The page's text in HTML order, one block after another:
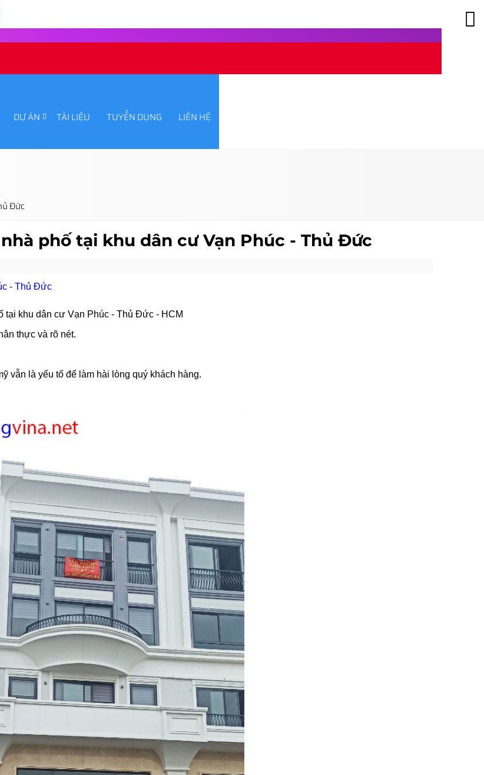
DỰ ÁN TÀI LIỆU TUYỂN DỤNG LIÊN HỆ
Đức
phố tại khu dân cư Vạn Phúc - Thủ Đức
- Thủ Đức
tại khu dân cư Vạn Phúc - Thủ Đức - HCM
thực và rõ nét.
vẫn là yếu tố để làm hài lòng quý khách hàng.